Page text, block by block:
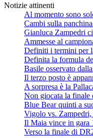
Notizie attinenti
Al momento sono
Cambi sulla
Gianluca Zampedri
Ammesse al
Definiti i termini per
Definita la formula
Basile osservato
Il terzo posto è
A sorpresa è la
Non giocata la finale
Blue Bear quinti a
Vigolo vs.
Il Maia vince in gara
Verso la finale di